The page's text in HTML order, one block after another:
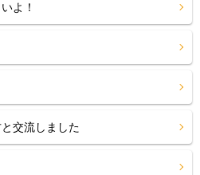
よ！
交流しました